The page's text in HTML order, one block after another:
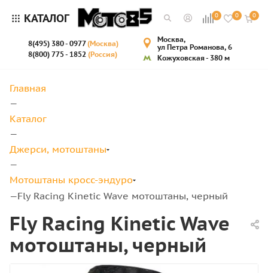
КАТАЛОГ 0 0 0
8(495) 380 - 0977(Москва)
8(800) 775 - 1852 (Россия)
Москва,
ул Петра Романова, 6
Кожуховская - 380 м
Главная
—
Каталог
—
Джерси, мотоштаны
—
Мотоштаны кросс-эндуро
—Fly Racing Kinetic Wave мотоштаны, черный
Fly Racing Kinetic Wave
мотоштаны, черный